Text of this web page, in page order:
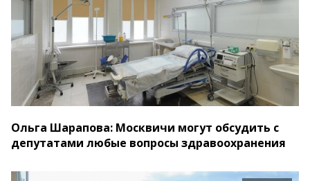
Ольга Шарапова: Москвичи могут обсудить с
депутатами любые вопросы здравоохранения